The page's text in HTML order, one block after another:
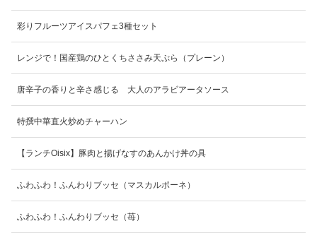
彩りフルーツアイスパフェ3種セット
レンジで！国産鶏のひとくちささみ天ぷら（プレーン）
唐辛子の香りと辛さ感じる 大人のアラビアータソース
特撰中華直火炒めチャーハン
【ランチOisix】豚肉と揚げなすのあんかけ丼の具
ふわふわ！ふんわりブッセ（マスカルポーネ）
ふわふわ！ふんわりブッセ（苺）